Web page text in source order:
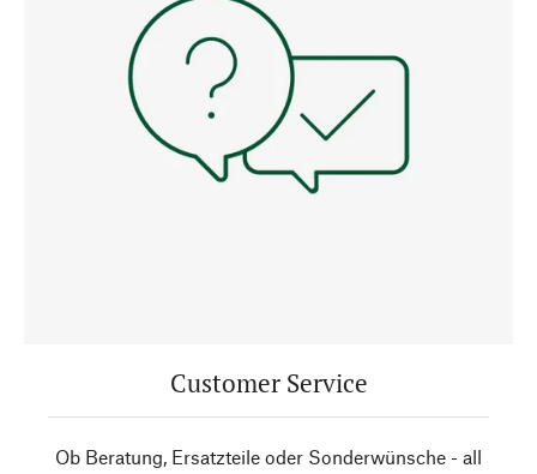
Customer Service
Ob Beratung, Ersatzteile oder Sonderwünsche - all